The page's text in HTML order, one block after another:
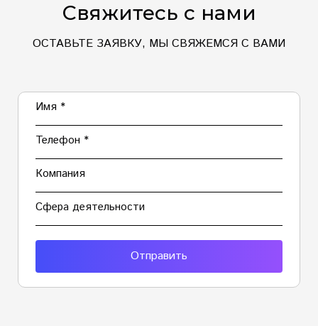
Свяжитесь с нами
ОСТАВЬТЕ ЗАЯВКУ, МЫ СВЯЖЕМСЯ С ВАМИ
Имя *
Телефон *
Компания
Сфера деятельности
Отправить